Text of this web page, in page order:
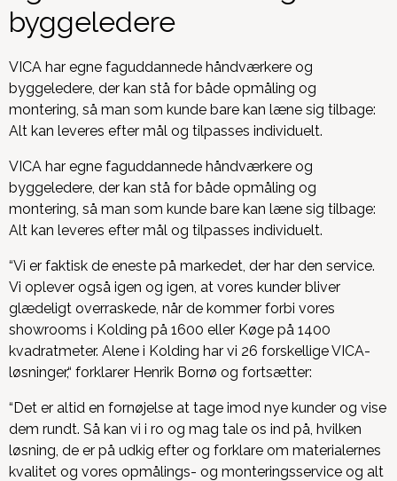
byggeledere
VICA har egne faguddannede håndværkere og
byggeledere, der kan stå for både opmåling og
montering, så man som kunde bare kan læne sig tilbage:
Alt kan leveres efter mål og tilpasses individuelt.
VICA har egne faguddannede håndværkere og
byggeledere, der kan stå for både opmåling og
montering, så man som kunde bare kan læne sig tilbage:
Alt kan leveres efter mål og tilpasses individuelt.
“Vi er faktisk de eneste på markedet, der har den service.
Vi oplever også igen og igen, at vores kunder bliver
glædeligt overraskede, når de kommer forbi vores
showrooms i Kolding på 1600 eller Køge på 1400
kvadratmeter. Alene i Kolding har vi 26 forskellige VICA-
løsninger,“ forklarer Henrik Bornø og fortsætter:
“Det er altid en fornøjelse at tage imod nye kunder og vise
dem rundt. Så kan vi i ro og mag tale os ind på, hvilken
løsning, de er på udkig efter og forklare om materialernes
kvalitet og vores opmålings- og monteringsservice og alt